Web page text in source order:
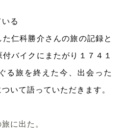
る
仁科勝介さんの旅の記録と
バイクにまたがり１７４１
る旅を終えた今、出会った
いて語っていただきます。
に出た。